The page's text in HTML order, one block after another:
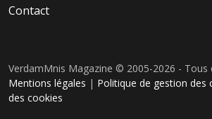
Contact
VerdamMnis Magazine © 2005-2026 - Tous
Mentions légales | Politique de gestion des
des cookies